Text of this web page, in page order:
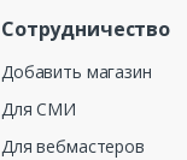
Сотрудничество
Добавить магазин
Для СМИ
Для вебмастеров